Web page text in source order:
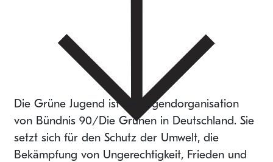
Die Grüne Jugend ist die Jugendorganisation
von Bündnis 90/Die Grünen in Deutschland. Sie
setzt sich für den Schutz der Umwelt, die
Bekämpfung von Ungerechtigkeit, Frieden und